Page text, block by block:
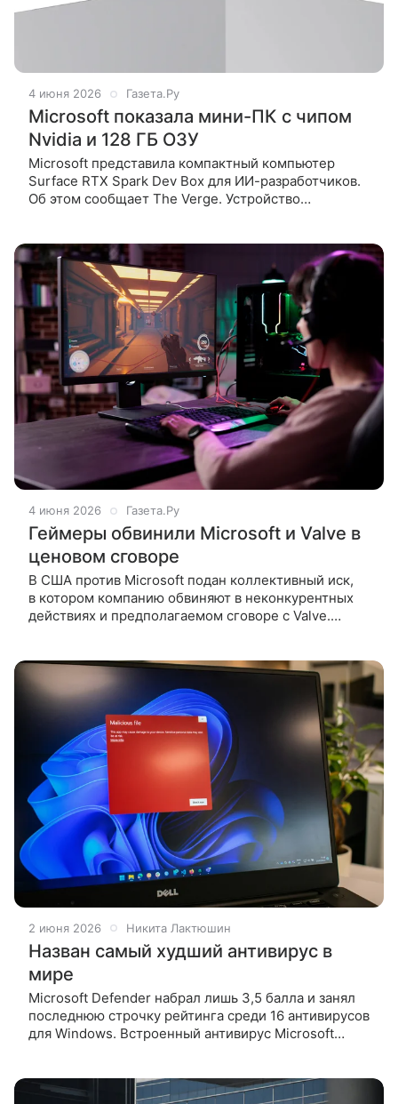
4 июня 2026 Газета.Ру
Microsoft показала мини-ПК с чипом
Nvidia и 128 ГБ ОЗУ
Microsoft представила компактный компьютер
Surface RTX Spark Dev Box для ИИ-разработчиков.
Об этом сообщает The Verge. Устройство
4 июня 2026 Газета.Ру
Геймеры обвинили Microsoft и Valve в
ценовом сговоре
В США против Microsoft подан коллективный иск,
в котором компанию обвиняют в неконкурентных
действиях и предполагаемом сговоре с Valve.
2 июня 2026 Никита Лактюшин
Назван самый худший антивирус в
мире
Microsoft Defender набрал лишь 3,5 балла и занял
последнюю строчку рейтинга среди 16 антивирусов
для Windows. Встроенный антивирус Microsoft